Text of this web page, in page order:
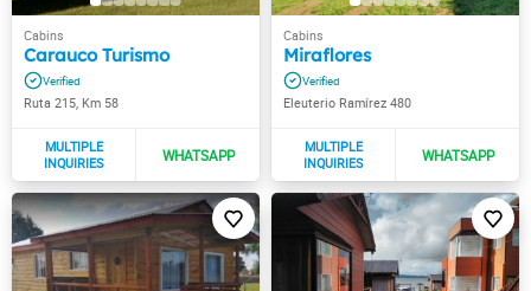
Carauco Turismo
Ruta 215, Km 58
Miraflores
Eleuterio Ramírez 480